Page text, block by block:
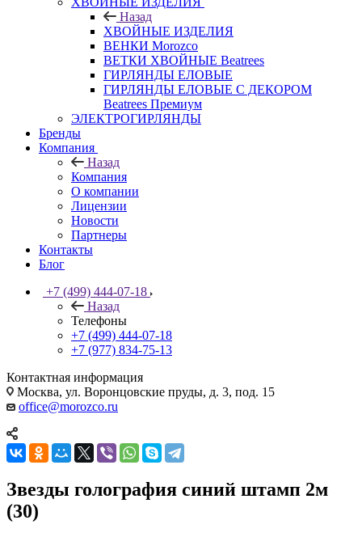
Назад
ХВОЙНЫЕ ИЗДЕЛИЯ
ВЕНКИ Morozco
ВЕТКИ ХВОЙНЫЕ Beatrees
ГИРЛЯНДЫ ЕЛОВЫЕ
ГИРЛЯНДЫ ЕЛОВЫЕ С ДЕКОРОМ
Beatrees Премиум
ЭЛЕКТРОГИРЛЯНДЫ
Бренды
Компания
Назад
Компания
О компании
Лицензии
Новости
Партнеры
Контакты
Блог
+7 (499) 444-07-18
Назад
Телефоны
+7 (499) 444-07-18
+7 (977) 834-75-13
Контактная информация
Москва, ул. Воронцовские пруды, д. 3, под. 15
office@morozco.ru
Звезды голография синий штамп 2м
(30)